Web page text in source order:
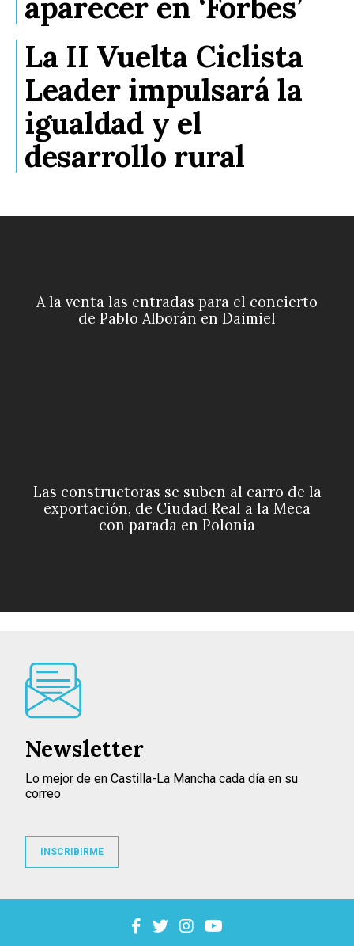
La II Vuelta Ciclista
Leader impulsará la
igualdad y el
desarrollo rural
A la venta las entradas para el concierto
de Pablo Alborán en Daimiel
Las constructoras se suben al carro de la
exportación, de Ciudad Real a la Meca
con parada en Polonia
Newsletter
Lo mejor de en Castilla-La Mancha cada día en su
correo
INSCRIBIRME